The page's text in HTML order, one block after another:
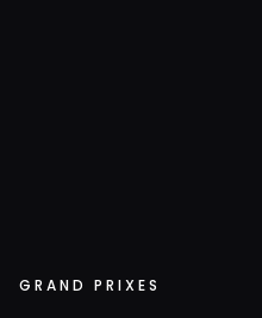
GRAND PRIXES